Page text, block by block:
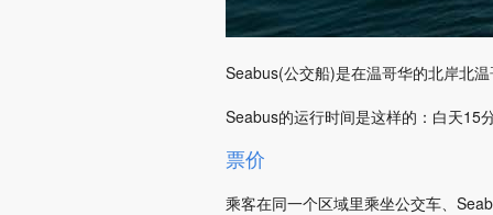
Seabus(公交船)是在温哥华的北岸北
Seabus的运行时间是这样的：白天15
票价
乘客在同一个区域里乘坐公交车、